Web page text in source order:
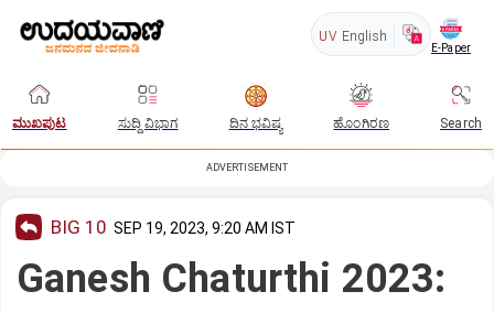
UV English
E-Paper
ಮುಖಪುಟ ಸುದ್ದಿ ವಿಭಾಗ ದಿನ ಭವಿಷ್ಯ ಹೊಂಗಿರಣ Search
ADVERTISEMENT
BIG 10 SEP 19, 2023, 9:20 AM IST
Ganesh Chaturthi 2023: